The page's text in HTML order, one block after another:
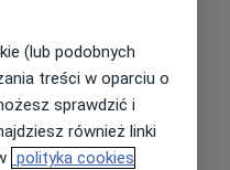
(lub podobnych
treści w oparciu o
sprawdzić i
również linki
polityka cookies